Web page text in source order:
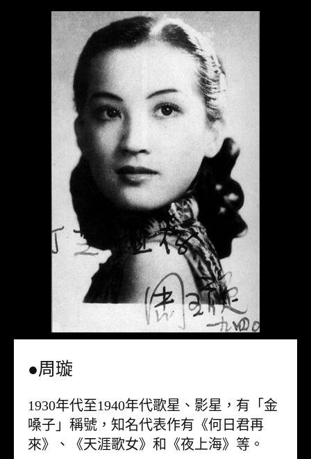
●周璇
1930年代至1940年代歌星、影星，有「金
嗓子」稱號，知名代表作有《何日君再
來》、《天涯歌女》和《夜上海》等。